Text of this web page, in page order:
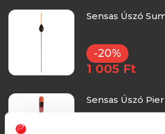
Sensas Úszó
-20%
1 005 Ft
Sensas Úszó